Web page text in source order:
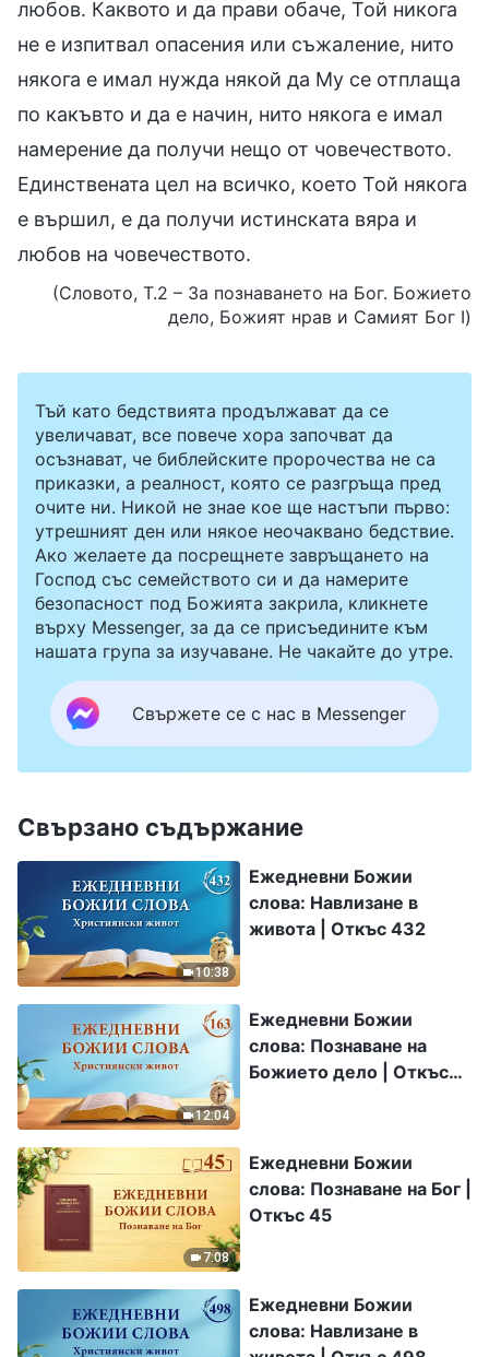
любов. Каквото и да прави обаче, Той никога
не е изпитвал опасения или съжаление, нито
някога е имал нужда някой да Му се отплаща
по какъвто и да е начин, нито някога е имал
намерение да получи нещо от човечеството.
Единствената цел на всичко, което Той някога
е вършил, е да получи истинската вяра и
любов на човечеството.
(Словото, Т.2 – За познаването на Бог. Божието
дело, Божият нрав и Самият Бог I)
Тъй като бедствията продължават да се
увеличават, все повече хора започват да
осъзнават, че библейските пророчества не са
приказки, а реалност, която се разгръща пред
очите ни. Никой не знае кое ще настъпи първо:
утрешният ден или някое неочаквано бедствие.
Ако желаете да посрещнете завръщането на
Господ със семейството си и да намерите
безопасност под Божията закрила, кликнете
върху Messenger, за да се присъедините към
нашата група за изучаване. Не чакайте до утре.
Свържете се с нас в Messenger
Свързано съдържание
10:38
Ежедневни Божии
слова: Навлизане в
живота | Откъс 432
12:04
Ежедневни Божии
слова: Познаване на
Божието дело | Откъс
7:08
Ежедневни Божии
слова: Познаване на Бог |
Откъс 45
Ежедневни Божии
слова: Навлизане в